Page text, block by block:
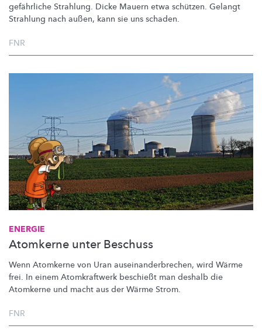
gefährliche Strahlung. Dicke Mauern etwa schützen. Gelangt
Strahlung nach außen, kann sie uns schaden.
FNR
ENERGIE
Atomkerne unter Beschuss
Wenn Atomkerne von Uran auseinanderbrechen, wird Wärme
frei. In einem Atomkraftwerk beschießt man deshalb die
Atomkerne und macht aus der Wärme Strom.
FNR